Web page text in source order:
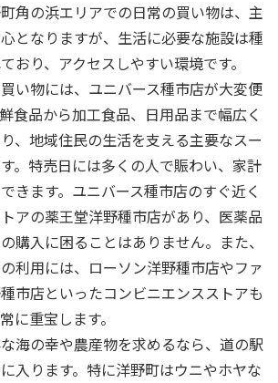
角の浜エリアでの日常の買い物は、主
となりますが、生活に必要な施設は種
おり、アクセスしやすい環境です。
い物には、ユニバース種市店が大変便
食品から加工食品、日用品まで幅広く
、地域住民の生活を支える主要なスー
。特売日には多くの人で賑わい、家計
きます。ユニバース種市店のすぐ近く
アの薬王堂洋野種市店があり、医薬品
購入に困ることはありません。また、
利用には、ローソン洋野種市店やファ
市店といったコンビニエンスストアも
に重宝します。
海の幸や農産物を求めるなら、道の駅
入ります。特に洋野町はウニやホヤな